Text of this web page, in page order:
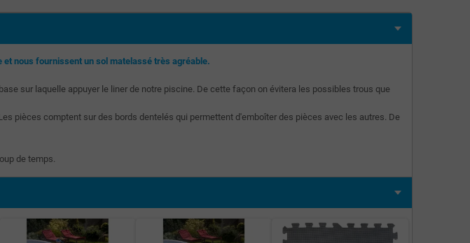
nous fournissent un sol matelassé très agréable.
sur laquelle appuyer le liner de notre piscine. De cette façon on évitera les possibles trous que
pièces comptent sur des bords dentelés qui permettent d'emboîter des pièces avec les autres. De
de temps.